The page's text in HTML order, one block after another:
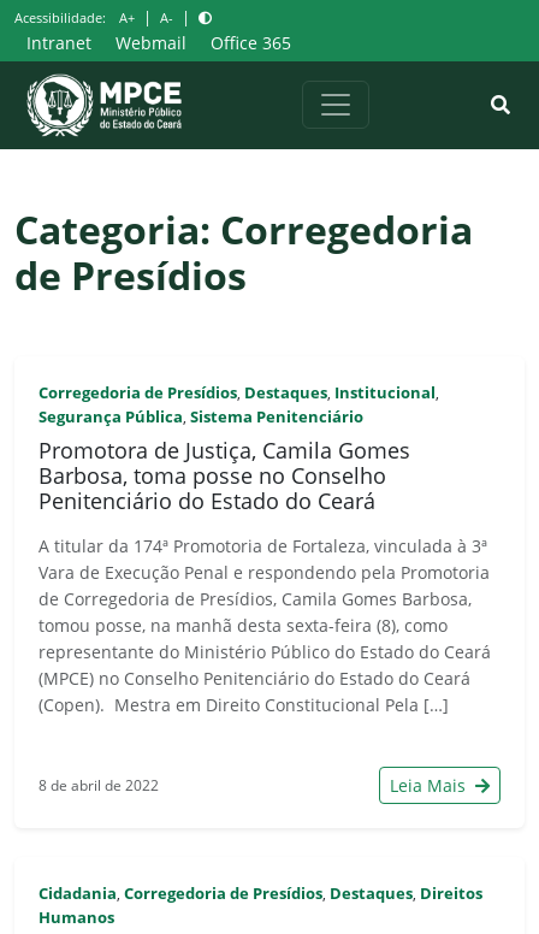
Pular
para
o
conteúdo
Acessibilidade: A+ | A- |
Intranet Webmail Office 365
Categoria: Corregedoria
de Presídios
Corregedoria de Presídios, Destaques, Institucional,
Segurança Pública, Sistema Penitenciário
Promotora de Justiça, Camila Gomes
Barbosa, toma posse no Conselho
Penitenciário do Estado do Ceará
A titular da 174ª Promotoria de Fortaleza, vinculada à 3ª
Vara de Execução Penal e respondendo pela Promotoria
de Corregedoria de Presídios, Camila Gomes Barbosa,
tomou posse, na manhã desta sexta-feira (8), como
representante do Ministério Público do Estado do Ceará
(MPCE) no Conselho Penitenciário do Estado do Ceará
(Copen). Mestra em Direito Constitucional Pela […]
8 de abril de 2022 Leia Mais
Cidadania, Corregedoria de Presídios, Destaques, Direitos
Humanos